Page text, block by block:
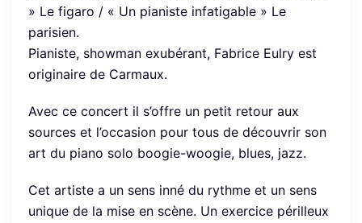
» Le figaro / « Un pianiste infatigable » Le
parisien.
Pianiste, showman exubérant, Fabrice Eulry est
originaire de Carmaux.
Avec ce concert il s’offre un petit retour aux
sources et l’occasion pour tous de découvrir son
art du piano solo boogie-woogie, blues, jazz.
Cet artiste a un sens inné du rythme et un sens
unique de la mise en scène. Un exercice périlleux